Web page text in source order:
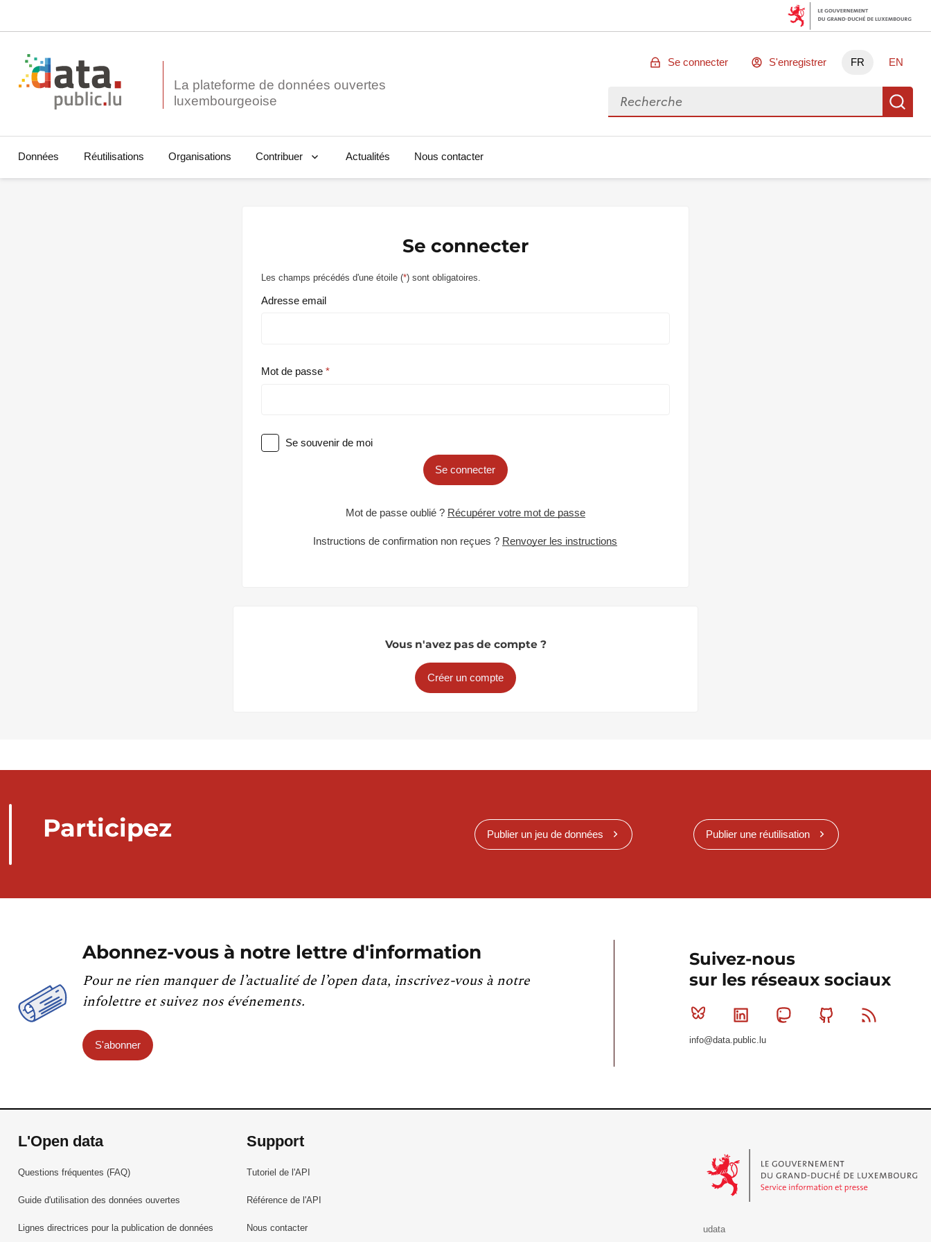
La plateforme de données ouvertes
Se connecter S'enregistrer FR EN
Rechercher des données
Données Réutilisations Organisations Contribuer Actualités Nous contacter
Se connecter
Les champs précédés d'une étoile (*) sont obligatoires.
Adresse email
Mot de passe
Se souvenir de moi
Se connecter
Mot de passe oublié ? Récupérer votre mot de passe
Instructions de confirmation non reçues ? Renvoyer les instructions
Vous n'avez pas de compte ?
Créer un compte
Participez Publier un jeu de données Publier une réutilisation
Abonnez-vous à notre lettre d'information
Pour ne rien manquer de l’actualité de l’open data, inscrivez-vous à notre
infolettre et suivez nos événements.
S'abonner
Suivez-nous
sur les réseaux sociaux
Bluesky Linkedin MastodonGithub
info@data.public.lu
L'Open data
Questions fréquentes (FAQ)
Guide d'utilisation des données ouvertes
Lignes directrices pour la publication de données
Support
Tutoriel de l'API
Référence de l'API
Nous contacter
udata